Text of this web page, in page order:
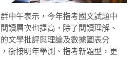
中午表示，今年指考國文試題中
讀層次也提高，除了閱讀理解、
文學批評與理論及數據圖表分
銜接明年學測、指考新題型，更